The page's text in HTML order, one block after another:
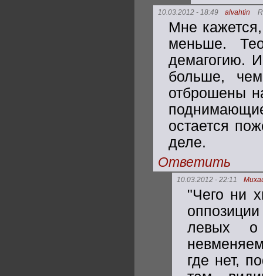
10.03.2012 - 18:49 alvahtin
Мне кажется,
меньше.
демагогию.
больше,
отброшены
остается
деле.
Ответить
10.03.2012 - 22:11
"Чего ни
левых о
где нет,